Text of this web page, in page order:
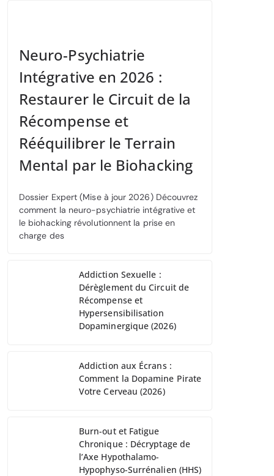
Neuro-Psychiatrie
Intégrative en 2026 :
Restaurer le Circuit de la
Récompense et
Rééquilibrer le Terrain
Mental par le Biohacking
Dossier Expert (Mise à jour 2026) Découvrez
comment la neuro-psychiatrie intégrative et
le biohacking révolutionnent la prise en
charge des
Addiction Sexuelle :
Dérèglement du Circuit de
Récompense et
Hypersensibilisation
Dopaminergique (2026)
Addiction aux Écrans :
Comment la Dopamine Pirate
Votre Cerveau (2026)
Burn-out et Fatigue
Chronique : Décryptage de
l’Axe Hypothalamo-
Hypophyso-Surrénalien (HHS)